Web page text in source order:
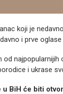
koji je
i prve
od
i ukrase
u BiH će biti